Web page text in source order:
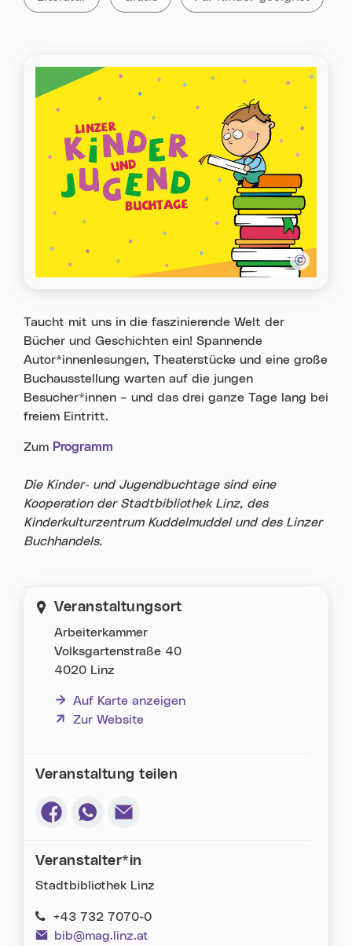
Taucht mit uns in die faszinierende Welt der
Bücher und Geschichten ein! Spannende
Autor*innenlesungen, Theaterstücke und eine große
Buchausstellung warten auf die jungen
Besucher*innen – und das drei ganze Tage lang bei
freiem Eintritt.
Zum Programm
Die Kinder- und Jugendbuchtage sind eine
Kooperation der Stadtbibliothek Linz, des
Kinderkulturzentrum Kuddelmuddel und des Linzer
Buchhandels.
Veranstaltungsort
Arbeiterkammer
Volksgartenstraße 40
4020 Linz
Auf Karte anzeigen
Zur Website
(neues Fenster)
Veranstaltung teilen
Veranstalter*in
Stadtbibliothek Linz
+43 732 7070-0
bib@mag.linz.at